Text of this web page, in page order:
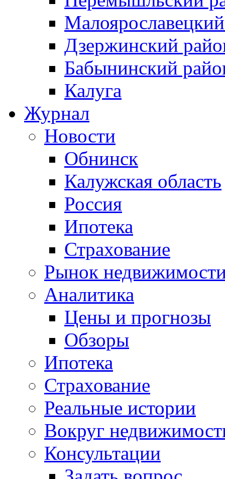
Дзержинский
Бабынинский
Калуга
Журнал
Новости
Обнинск
Калужская область
Россия
Ипотека
Страхование
Рынок
Аналитика
Цены и прогнозы
Обзоры
Ипотека
Страхование
Реальные истории
Вокруг
Консультации